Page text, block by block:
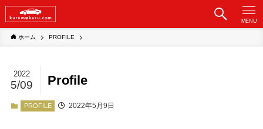
MENU
ホーム PROFILE
Profile
2022
5/09
PROFILE 2022年5月9日